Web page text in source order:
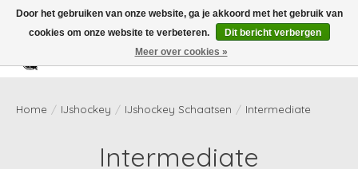
Verlanglijst
Home / IJshockey / IJshockey Schaatsen / Intermediate
Intermediate
Door het gebruiken van onze website, ga je akkoord met het gebruik van
cookies om onze website te verbeteren.
Dit bericht verbergen
Meer over cookies »